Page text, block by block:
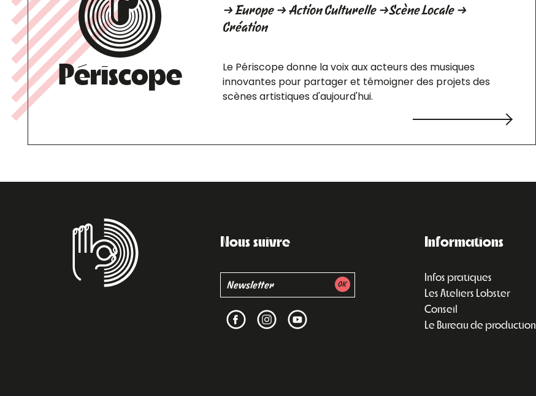
Périscope
→ Europe → Action Culturelle →Scène Locale →
Création
Le Périscope donne la voix aux acteurs des musiques
innovantes pour partager et témoigner des projets des
scènes artistiques d'aujourd'hui.
Nous suivre Informations
Infos pratiques
Les Ateliers Lobster
Conseil
Le Bureau de production